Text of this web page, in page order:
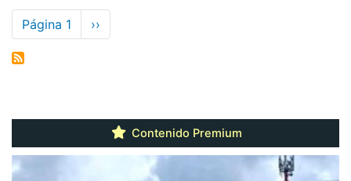
Paginación
Página 1
Siguiente
página
››
Contenido Premium